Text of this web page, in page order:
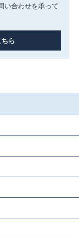
い合わせを承って
ら